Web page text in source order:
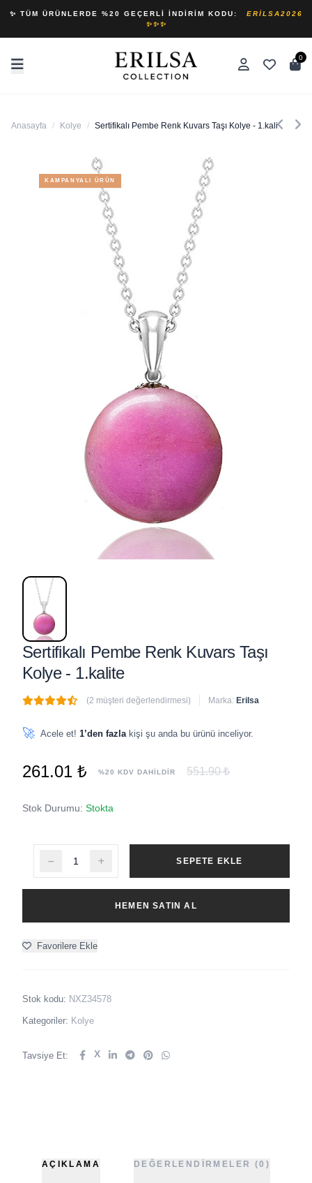
✨ TÜM ÜRÜNLERDE %20 GEÇERLI İNDIRIM KODU:
ERILSA2026
✨✨✨
0
Anasayfa / Kolye / Sertifikalı Pembe Renk Kuvars Taşı Kolye - 1.kalite
KAMPANYALI ÜRÜN
Sertifikalı Pembe Renk Kuvars Taşı
Kolye - 1.kalite
(2 müşteri değerlendirmesi) Marka: Erilsa
🚀 Acele et! 1’den fazla kişi şu anda bu ürünü inceliyor.
261.01 ₺ %20 KDV DAHİLDİR 551.90 ₺
Stok Durumu: Stokta
SEPETE EKLE
HEMEN SATIN AL
Favorilere Ekle
Stok kodu: NXZ34578
Kategoriler: Kolye
Tavsiye Et: X
AÇIKLAMA DEĞERLENDIRMELER (0)